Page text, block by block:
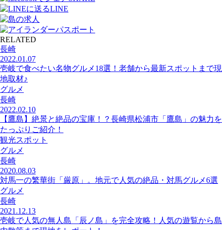
LINE
RELATED
長崎
2022.01.07
壱岐で食べたい名物グルメ18選！老舗から最新スポットまで現
地取材♪
グルメ
長崎
2022.02.10
【鷹島】絶景と絶品の宝庫！？長崎県松浦市「鷹島」の魅力を
たっぷりご紹介！
観光スポット
グルメ
長崎
2020.08.03
対馬一の繁華街「厳原」。地元で人気の絶品・対馬グルメ6選
グルメ
長崎
2021.12.13
壱岐で人気の無人島「辰ノ島」を完全攻略！人気の遊覧から島